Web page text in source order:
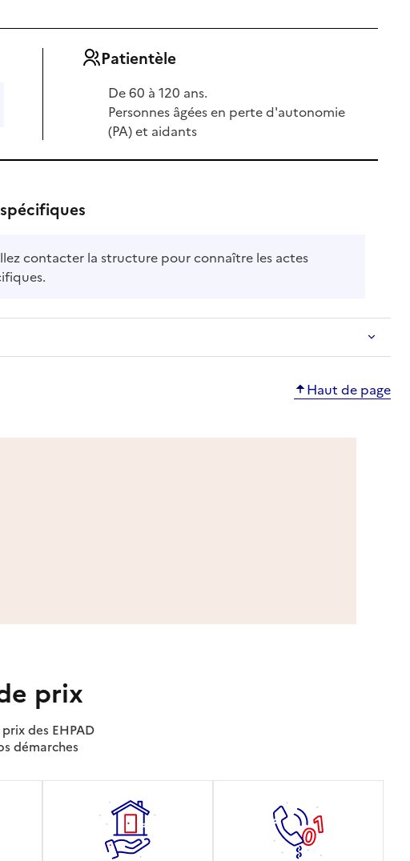
Patientèle
De 60 à 120 ans.
Personnes âgées en perte d'autonomie
(PA) et aidants
contacter la structure pour connaître les actes
Haut de page
prix
des EHPAD
démarches